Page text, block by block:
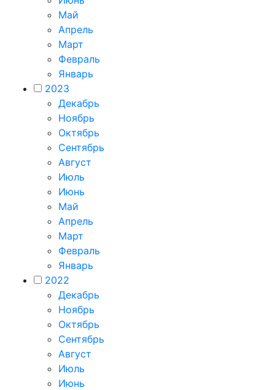
Май
Апрель
Март
Февраль
Январь
2023
Декабрь
Ноябрь
Октябрь
Сентябрь
Август
Июль
Июнь
Май
Апрель
Март
Февраль
Январь
2022
Декабрь
Ноябрь
Октябрь
Сентябрь
Август
Июль
Июнь